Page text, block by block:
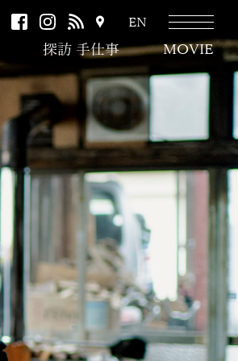
facebookinstagram
RSS
ク
セ
ス
EN
探訪 手仕事 MOVIE